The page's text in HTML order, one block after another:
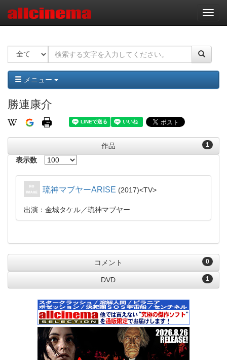
ナ
ビ
ー
ョ
ン
メニュー
勝連康介
1
作品
表示数
琉神マブヤーARISE 2017 TV
出演：金城タケル／琉神マブヤー
0
コメント
1
DVD